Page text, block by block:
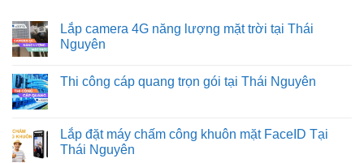
Lắp camera 4G năng lượng mặt trời tại Thái
Nguyên
bình
4G
năng
lượng
Thi công cáp quang trọn gói tại Thái Nguyên
luận
ở
Thi
Lắp đặt máy chấm công khuôn mặt FaceID Tại
Thái Nguyên